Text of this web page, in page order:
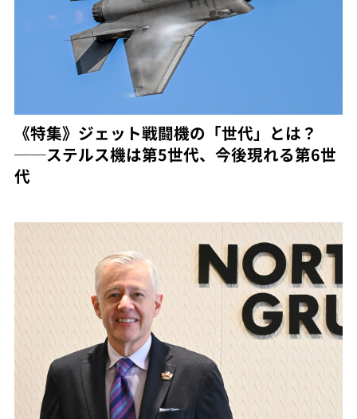
《特集》ジェット戦闘機の「世代」とは？
──ステルス機は第5世代、今後現れる第6世
代